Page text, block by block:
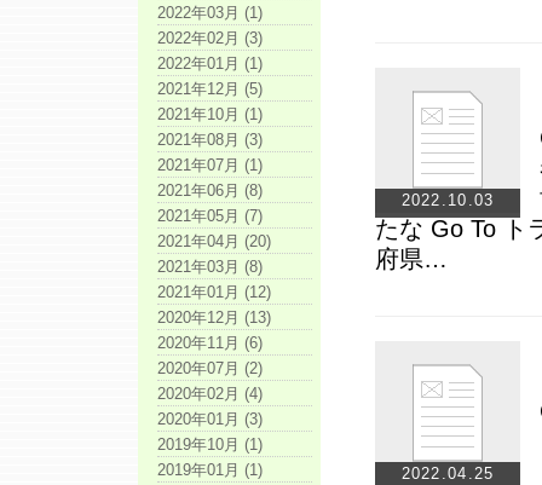
2022.10.03
たな Go To ト
府県…
2022.04.25
2022年03月 (1)
2022年02月 (3)
2022年01月 (1)
2021年12月 (5)
2021年10月 (1)
2021年08月 (3)
2021年07月 (1)
2021年06月 (8)
2021年05月 (7)
2021年04月 (20)
2021年03月 (8)
2021年01月 (12)
2020年12月 (13)
2020年11月 (6)
2020年07月 (2)
2020年02月 (4)
2020年01月 (3)
2019年10月 (1)
2019年01月 (1)